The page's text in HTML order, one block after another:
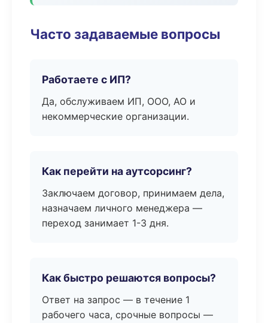
Часто задаваемые вопросы
Работаете с ИП?
Да, обслуживаем ИП, ООО, АО и
некоммерческие организации.
Как перейти на аутсорсинг?
Заключаем договор, принимаем дела,
назначаем личного менеджера —
переход занимает 1-3 дня.
Как быстро решаются вопросы?
Ответ на запрос — в течение 1
рабочего часа, срочные вопросы —